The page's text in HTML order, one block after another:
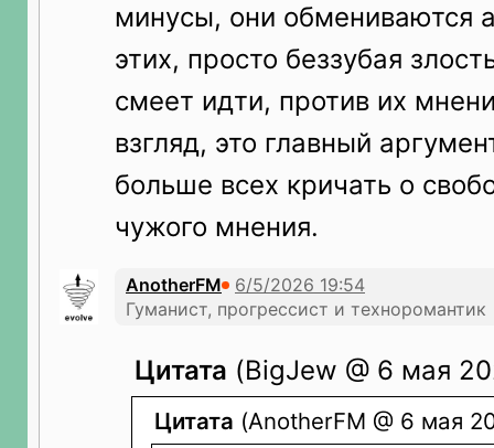
минусы, они обмениваются
этих, просто беззубая
смеет идти, против их
взгляд, это главный
больше всех кричать о
чужого мнения.
AnotherFM
Гуманист, прогрессист и
Цитата (BigJew @ 6 мая
Цитата (AnotherFM @ 6 мая